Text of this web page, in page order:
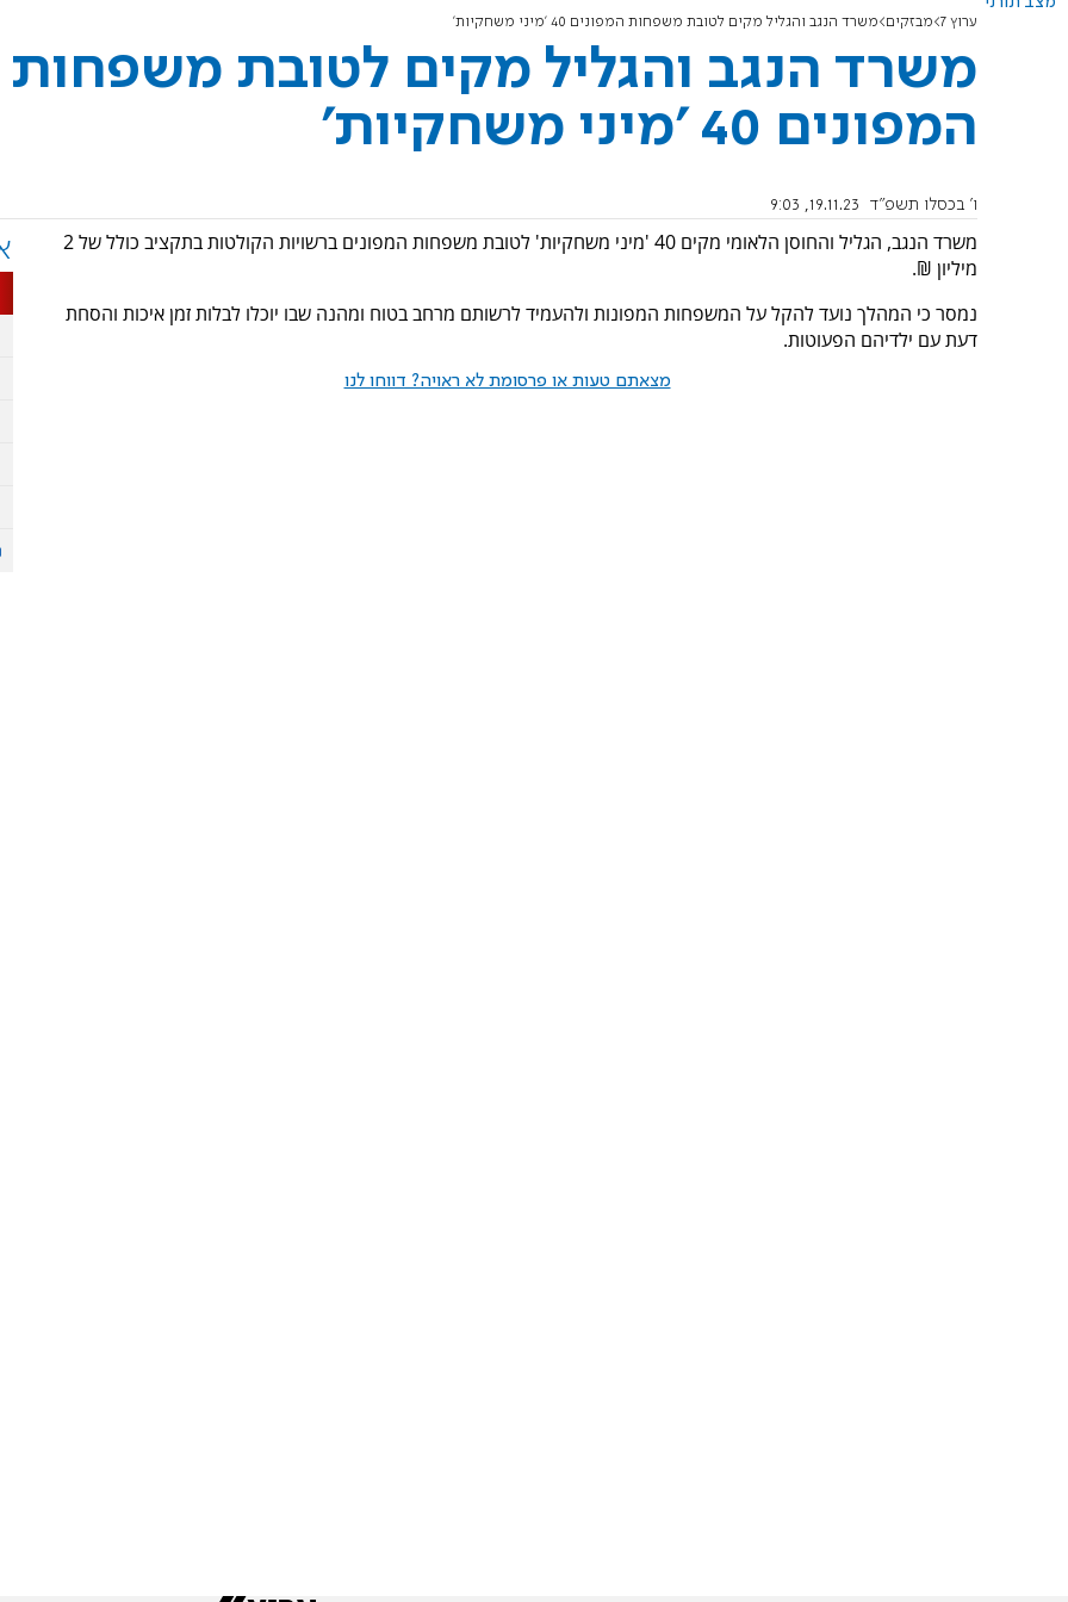
ערוץ 7 מבזקים משרד הנגב והגליל מקים לטובת משפחות המפונים 40 'מיני משחקיות'
משרד הנגב והגליל מקים לטובת משפחות
המפונים 40 'מיני משחקיות'
ו' בכסלו תשפ"ד 19.11.23, 9:03
משרד הנגב, הגליל והחוסן הלאומי מקים 40 'מיני משחקיות' לטובת משפחות המפונים ברשויות הקולטות בתקציב כולל של 2
מיליון ₪.
נמסר כי המהלך נועד להקל על המשפחות המפונות ולהעמיד לרשותם מרחב בטוח ומהנה שבו יוכלו לבלות זמן איכות והסחת
דעת עם ילדיהם הפעוטות.
מצאתם טעות או פרסומת לא ראויה? דווחו לנו